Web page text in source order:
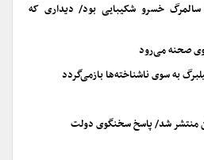
تیری که سالمرگ خسرو شکیبایی بود/ دیداری که
صحنه می‌رود
به سوی ناشناخته‌ها بازمی‌گردد
منتشر شد/ پاسخ سخنگوی دولت